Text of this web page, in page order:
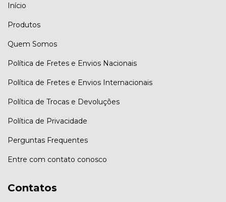
Início
Produtos
Quem Somos
Política de Fretes e Envios Nacionais
Política de Fretes e Envios Internacionais
Política de Trocas e Devoluções
Política de Privacidade
Perguntas Frequentes
Entre com contato conosco
Contatos